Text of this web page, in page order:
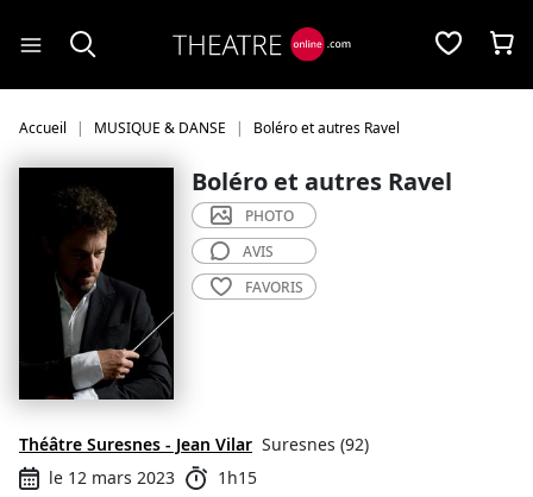
Accueil MUSIQUE & DANSE Boléro et autres Ravel
Boléro et autres Ravel
Théâtre Suresnes - Jean Vilar Suresnes (92)
le 12 mars 2023
1h15
PHOTO
AVIS
FAVORIS